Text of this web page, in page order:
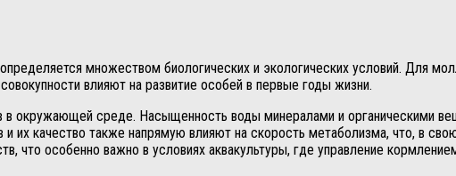
множеством биологических и экологических условий. Для
влияют на развитие особей в первые годы жизни.
окружающей среде. Насыщенность воды минералами и органическими
качество также напрямую влияют на скорость метаболизма, что, в
что особенно важно в условиях аквакультуры, где управление